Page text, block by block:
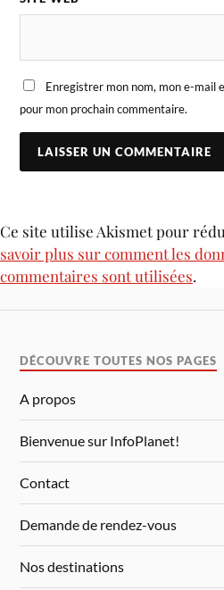
Enregistrer mon nom, mon e-mail
pour mon prochain commentaire.
Ce site utilise Akismet pour
savoir plus sur comment les
commentaires sont utilisées.
DÉCOUVRE TOUTES NOS PAGES
A propos
Bienvenue sur InfoPlanet!
Contact
Demande de rendez-vous
Nos destinations